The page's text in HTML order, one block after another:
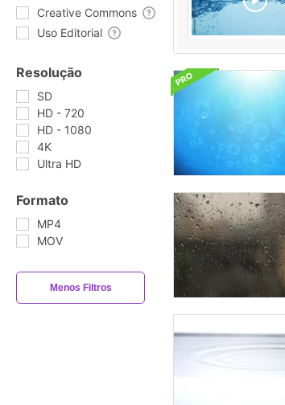
Creative Commons
Uso Editorial
Resolução
SD
HD - 720
HD - 1080
4K
Ultra HD
Formato
MP4
MOV
Menos Filtros